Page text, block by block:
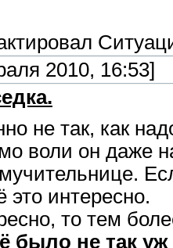
2010, 16:53]
не так, как
воли он даже
это интересно.
то тем
было не так уж